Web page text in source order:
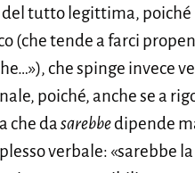
del tutto legittima,
(che tende a farci
che spinge invece
poiché, anche se a
che dasarebbedipende
verbale: «sarebbe